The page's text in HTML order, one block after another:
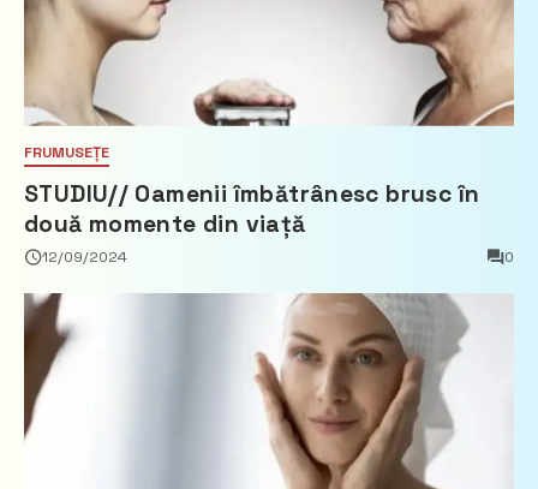
FRUMUSEȚE
STUDIU// Oamenii îmbătrânesc brusc în
două momente din viață
12/09/2024 0